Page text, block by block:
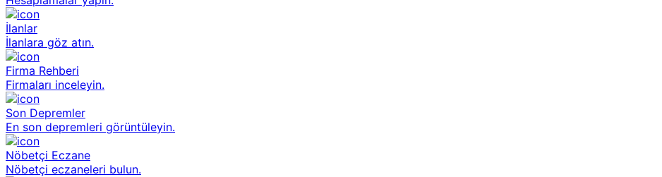
İlanlar
İlanlara göz atın.
Firma Rehberi
Firmaları inceleyin.
Son Depremler
En son depremleri görüntüleyin.
Nöbetçi Eczane
Nöbetçi eczaneleri bulun.